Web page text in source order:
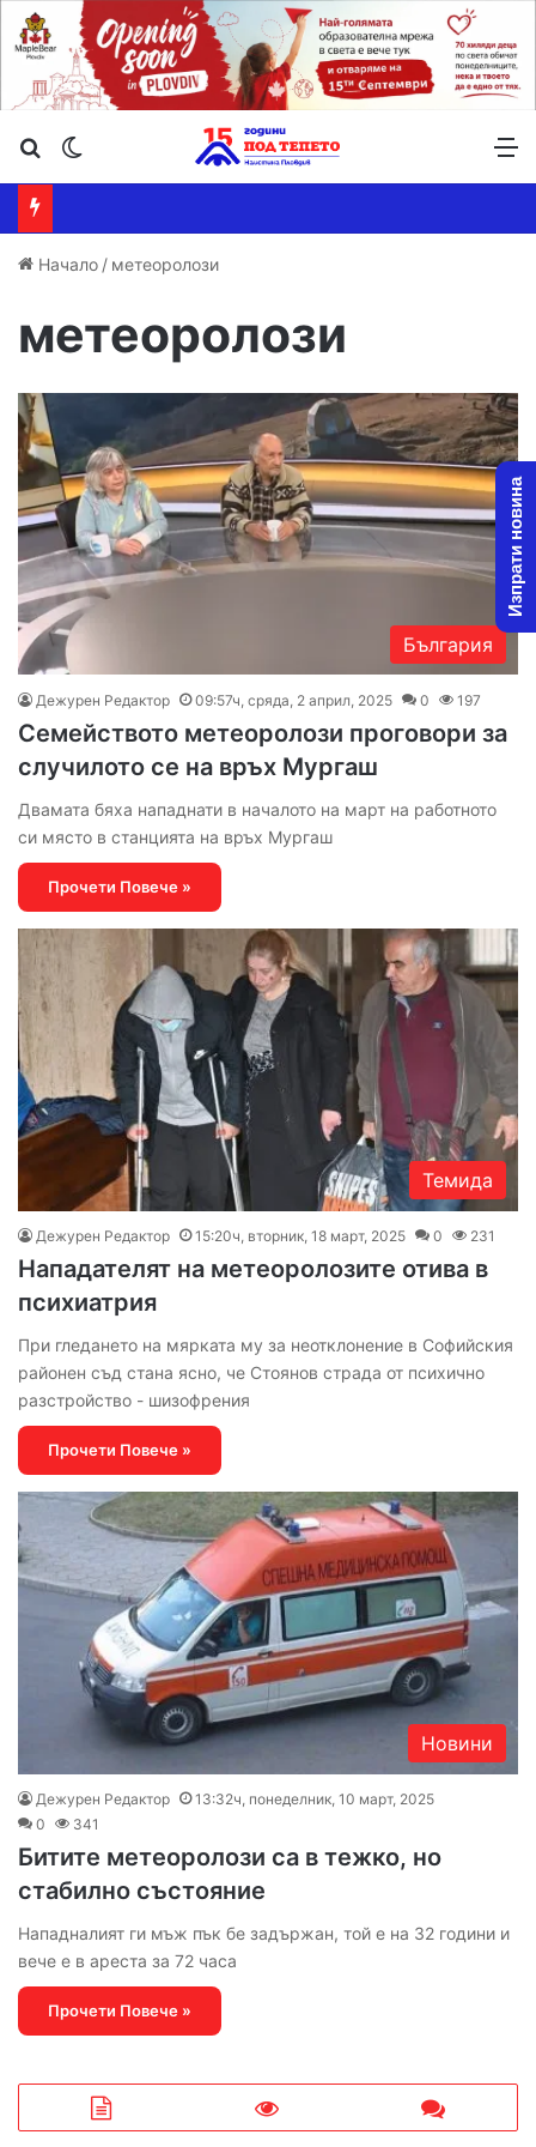
Търсене ...
Начало / метеоролози
метеоролози
България
Дежурен Редактор 09:57ч, сряда, 2 април, 2025 0 197
Семейството метеоролози проговори за
случилото се на връх Мургаш
Двамата бяха нападнати в началото на март на работното
си място в станцията на връх Мургаш
Прочети Повече »
Темида
Дежурен Редактор 15:20ч, вторник, 18 март, 2025 0 231
Нападателят на метеоролозите отива в
психиатрия
При гледането на мярката му за неотклонение в Софийския
районен съд стана ясно, че Стоянов страда от психично
разстройство - шизофрения
Прочети Повече »
Новини
Дежурен Редактор
13:32ч, понеделник, 10 март, 2025
0
341
Битите метеоролози са в тежко, но
стабилно състояние
Нападналият ги мъж пък бе задържан, той е на 32 години и
вече е в ареста за 72 часа
Прочети Повече »
Изпрати новина